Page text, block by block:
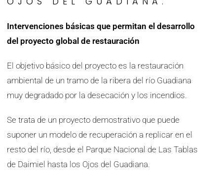
Intervenciones básicas que permitan el desarrollo
del proyecto global de restauración
El objetivo básico del proyecto es la restauración
ambiental de un tramo de la ribera del río Guadiana
muy degradado por la desecación y los incendios.
Se trata de un proyecto demostrativo que puede
suponer un modelo de recuperación a replicar en el
resto del río, desde el Parque Nacional de Las Tablas
de Daimiel hasta los Ojos del Guadiana.